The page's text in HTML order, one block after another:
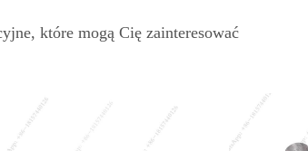
które mogą Cię zainteresować